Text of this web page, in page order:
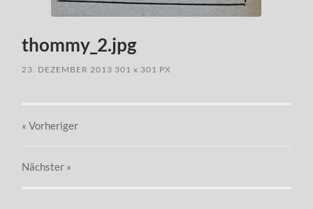
thommy_2.jpg
23. DEZEMBER 2013 301x 301 PX
« Vorheriger
Nächster »